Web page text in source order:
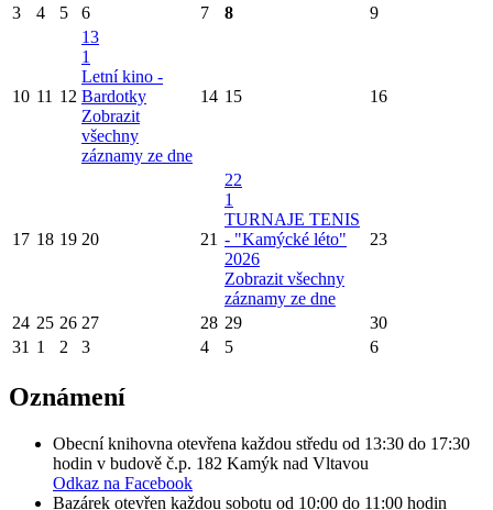
3
4 5 6 7 8 9
10 11 12
13
1
Letní kino -
Bardotky
Zobrazit
všechny
záznamy ze dne
14 15 16
17 18 19 20 21
22
1
TURNAJE TENIS
- "Kamýcké léto"
2026
Zobrazit všechny
záznamy ze dne
23
24 25 26 27 28 29
30
31 1 2 3 4 5 6
Oznámení
Obecní knihovna otevřena každou středu od 13:30 do 17:30
hodin v budově č.p. 182 Kamýk nad Vltavou
Odkaz na Facebook
Bazárek otevřen každou sobotu od 10:00 do 11:00 hodin